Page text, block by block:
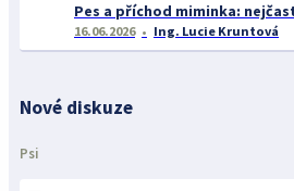
16.06.2026 Ing. Lucie Kruntová
Nové diskuze
Psi